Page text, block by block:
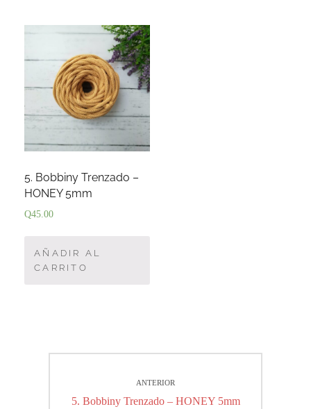
5. Bobbiny Trenzado –
HONEY 5mm
Q45.00
AÑADIR AL
CARRITO
ANTERIOR
Entrada
5. Bobbiny Trenzado – HONEY 5mm